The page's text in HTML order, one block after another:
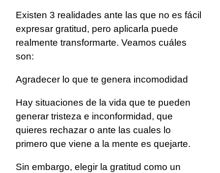
Existen 3 realidades ante las que no es fácil
expresar gratitud, pero aplicarla puede
realmente transformarte. Veamos cuáles
son:
Agradecer lo que te genera incomodidad
Hay situaciones de la vida que te pueden
generar tristeza e inconformidad, que
quieres rechazar o ante las cuales lo
primero que viene a la mente es quejarte.
Sin embargo, elegir la gratitud como un